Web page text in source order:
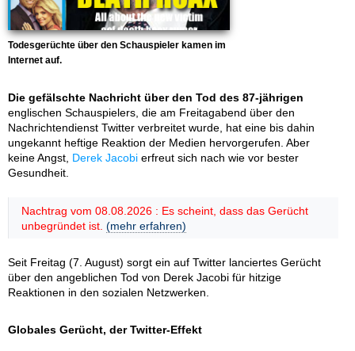
Todesgerüchte über den Schauspieler kamen im
Internet auf.
Die gefälschte Nachricht über den Tod des 87-jährigen
englischen Schauspielers, die am Freitagabend über den
Nachrichtendienst Twitter verbreitet wurde, hat eine bis dahin
ungekannt heftige Reaktion der Medien hervorgerufen. Aber
keine Angst, Derek Jacobi erfreut sich nach wie vor bester
Gesundheit.
Nachtrag vom 08.08.2026 : Es scheint, dass das Gerücht
unbegründet ist. (mehr erfahren)
Seit Freitag (7. August) sorgt ein auf Twitter lanciertes Gerücht
über den angeblichen Tod von Derek Jacobi für hitzige
Reaktionen in den sozialen Netzwerken.
Globales Gerücht, der Twitter-Effekt